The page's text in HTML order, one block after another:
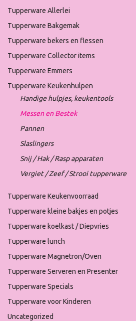
Tupperware Allerlei
Tupperware Bakgemak
Tupperware bekers en flessen
Tupperware Collector items
Tupperware Emmers
Tupperware Keukenhulpen
Handige hulpjes, keukentools
Messen en Bestek
Pannen
Slaslingers
Snij / Hak / Rasp apparaten
Vergiet / Zeef / Strooi tupperware
Tupperware Keukenvoorraad
Tupperware kleine bakjes en potjes
Tupperware koelkast / Diepvries
Tupperware lunch
Tupperware Magnetron/Oven
Tupperware Serveren en Presenter
Tupperware Specials
Tupperware voor Kinderen
Uncategorized